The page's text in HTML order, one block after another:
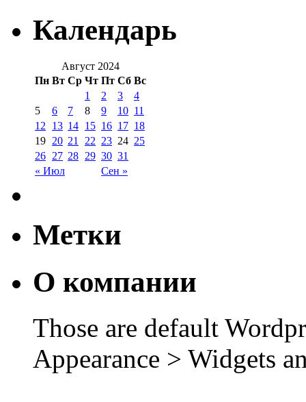
Календарь
Август 2024
Пн Вт Ср Чт Пт Сб Вс
« Июл Сен »
1 2 3
4
5
6 7 8 9 10 11
12
13 14 15 16 17 18
19 20 21 22 23 24 25
26 27 28 29 30 31
Метки
О компании
Those are default
Appearance > Widgets